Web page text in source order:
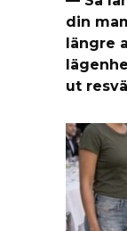
din
längre
ut